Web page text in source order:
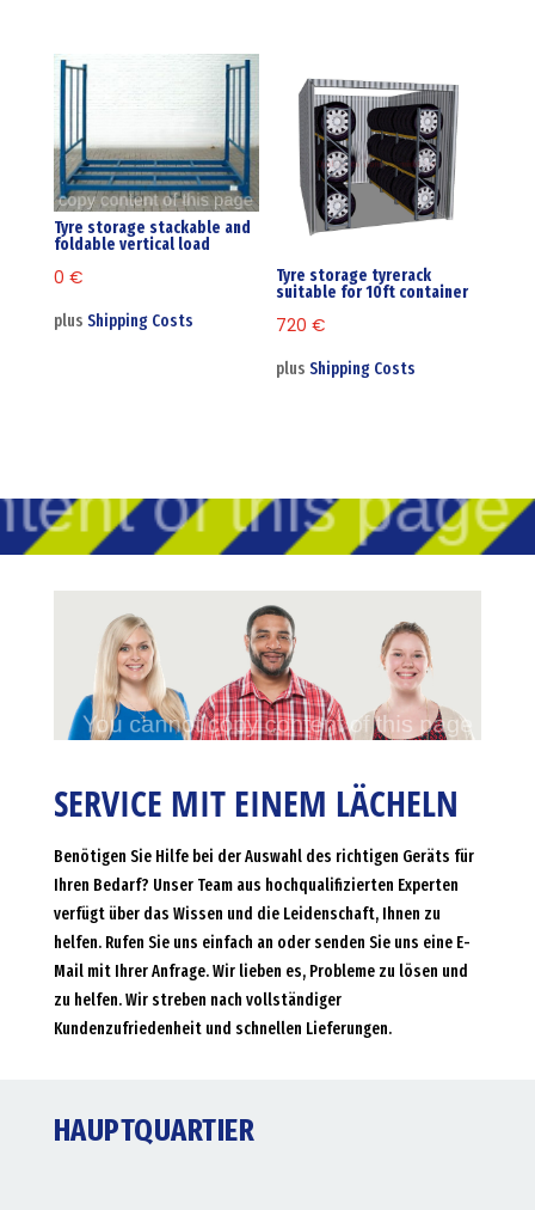
Tyre storage stackable and
foldable vertical load
0 €
plus Shipping Costs
Tyre storage tyrerack
suitable for 10ft container
720€
plusShipping Costs
SERVICE MIT EINEM LÄCHELN
Benötigen Sie Hilfe bei der Auswahl des richtigen Geräts für
Ihren Bedarf? Unser Team aus hochqualifizierten Experten
verfügt über das Wissen und die Leidenschaft, Ihnen zu
helfen. Rufen Sie uns einfach an oder senden Sie uns eine E-
Mail mit Ihrer Anfrage. Wir lieben es, Probleme zu lösen und
zu helfen. Wir streben nach vollständiger
Kundenzufriedenheit und schnellen Lieferungen.
HAUPTQUARTIER